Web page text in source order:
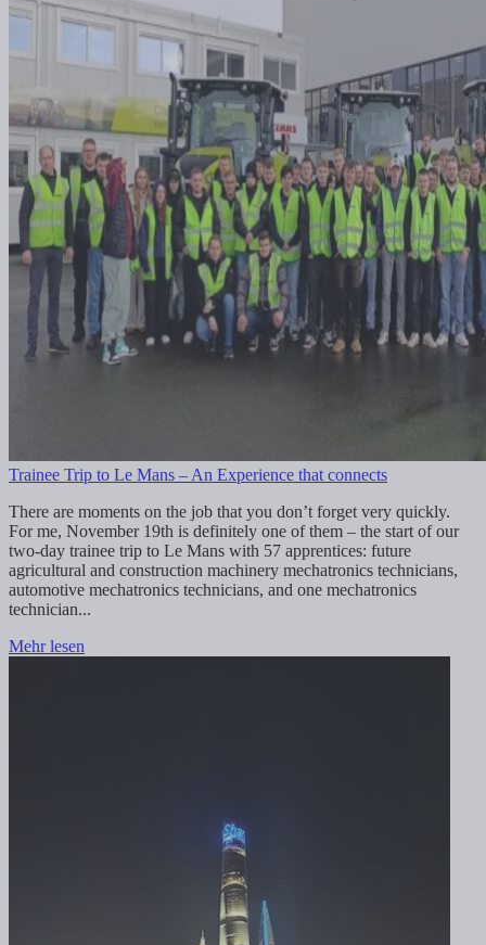
Trainee Trip to Le Mans – An Experience that connects
There are moments on the job that you don’t forget very quickly.
For me, November 19th is definitely one of them – the start of our
two-day trainee trip to Le Mans with 57 apprentices: future
agricultural and construction machinery mechatronics technicians,
automotive mechatronics technicians, and one mechatronics
technician...
Mehr lesen